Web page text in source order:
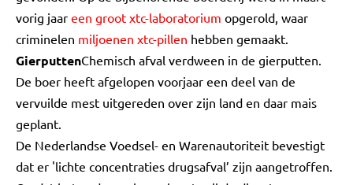
vorig jaar een groot xtc-laboratorium opgerold, waar
criminelen miljoenen xtc-pillen hebben gemaakt.
GierputtenChemisch afval verdween in de gierputten.
De boer heeft afgelopen voorjaar een deel van de
vervuilde mest uitgereden over zijn land en daar mais
geplant.
De Nederlandse Voedsel- en Warenautoriteit bevestigt
dat er 'lichte concentraties drugsafval’ zijn aangetroffen.